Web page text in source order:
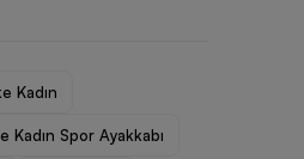
Kadın
Kadın Spor Ayakkabı